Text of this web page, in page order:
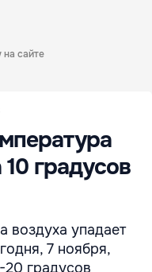
на сайте
градусов
воздуха упадает
7 ноября,
20 градусов